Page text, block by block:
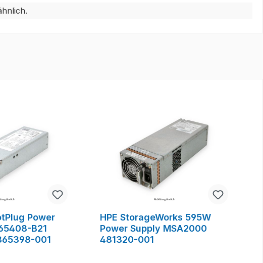
Power
B21
001
HPE StorageWorks 595W
Power Supply MSA2000
481320-001